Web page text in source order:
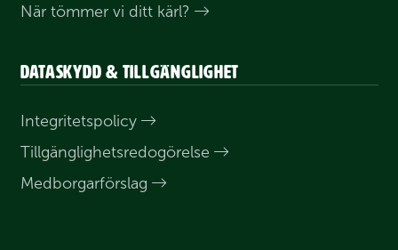
När tömmer vi ditt kärl?
Dataskydd & tillgänglighet
Integritets­policy
Till­gänglighets­redogörelse
Medborgar­förslag